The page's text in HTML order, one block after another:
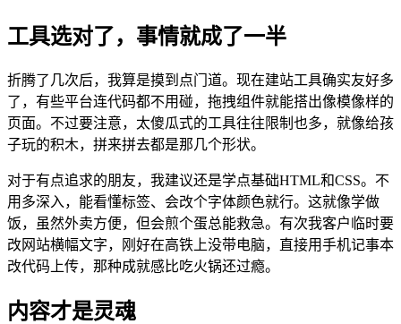
工具选对了，事情就成了一半
折腾了几次后，我算是摸到点门道。现在建站工具确实友好多
了，有些平台连代码都不用碰，拖拽组件就能搭出像模像样的
页面。不过要注意，太傻瓜式的工具往往限制也多，就像给孩
子玩的积木，拼来拼去都是那几个形状。
对于有点追求的朋友，我建议还是学点基础HTML和CSS。不
用多深入，能看懂标签、会改个字体颜色就行。这就像学做
饭，虽然外卖方便，但会煎个蛋总能救急。有次我客户临时要
改网站横幅文字，刚好在高铁上没带电脑，直接用手机记事本
改代码上传，那种成就感比吃火锅还过瘾。
内容才是灵魂